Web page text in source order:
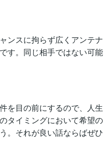
ンスに拘らず広くアンテナ
す。同じ相手ではない可能
を目の前にするので、人生
タイミングにおいて希望の
。それが良い話ならばぜひ